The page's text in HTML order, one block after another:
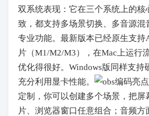
双系统表现：它在三个系统上的核
致，都支持多场景切换、多音源混
专业功能。最新版本已经原生支持
片（M1/M2/M3），在Mac上运行
优化得很好。Windows版同样支持
充分利用显卡性能。
亮
定制，你可以创建多个场景，把屏
片、浏览器窗口任意组合；音频方